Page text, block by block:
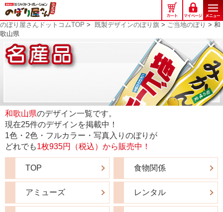
の
ぼ
り
屋
さ
ん
コ
ム
のぼり屋さんドットコムTOP > 既製デザインのぼり旗 > ご当地のぼり > 和
歌山県
和歌山県のデザイン一覧です。
現在25件のデザインを掲載中！
1色・2色・フルカラー・写真入りのぼりが
どれでも1枚935円（税込）から販売中！
TOP
アミューズ
食物関係
レンタル